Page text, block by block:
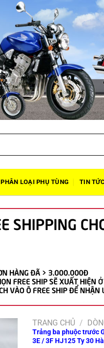
PHÂN LOẠI PHỤ TÙNG TIN TỨC
TRANG CHỦ /
Trảng ba phuộc trước
3E / 3F HJ125 Ty 30